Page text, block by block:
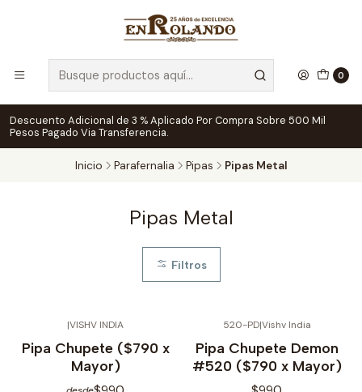
0
Descuento Adicional de 3 % Aplicado Por Compra Sobre 500 Mil
Pesos Pagado Via Transferencia.
Inicio Parafernalia Pipas Pipas Metal
Pipas Metal
Filtros
|VISHV INDIA
Pipa Chupete ($790 x
Mayor)
520-PD|Vishv India
Pipa Chupete Demon
#520 ($790 x Mayor)